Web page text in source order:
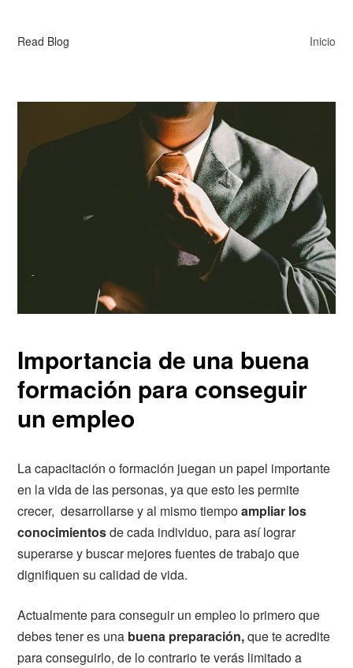
Read Blog Inicio
Importancia de una buena
formación para conseguir
un empleo
La capacitación o formación juegan un papel importante
en la vida de las personas, ya que esto les permite
crecer, desarrollarse y al mismo tiempoampliar los
conocimientosde cada individuo, para así lograr
superarse y buscar mejores fuentes de trabajo que
dignifiquen su calidad de vida.
Actualmente para conseguir un empleo lo primero que
debes tener es una buena preparación,que te acredite
para conseguirlo, de lo contrario te verás limitado a